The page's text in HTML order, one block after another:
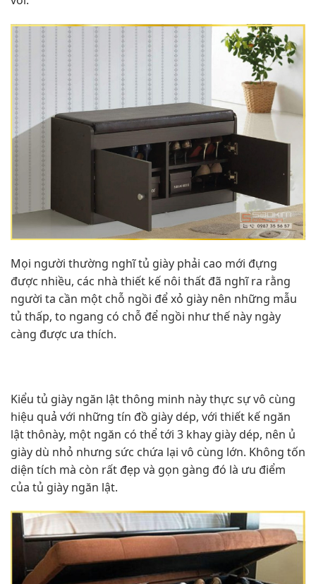
Mọi người thường nghĩ tủ giày phải cao mới đựng
được nhiều, các nhà thiết kế nôi thất đã nghĩ ra rằng
người ta cần một chỗ ngồi để xỏ giày nên những mẫu
tủ thấp, to ngang có chỗ để ngồi như thế này ngày
càng được ưa thích.
Kiểu tủ giày ngăn lật thông minh này thực sự vô cùng
hiệu quả với những tín đồ giày dép, với thiết kế ngăn
lật thônày, một ngăn có thể tới 3 khay giày dép, nên ủ
giày dù nhỏ nhưng sức chứa lại vô cùng lớn. Không tốn
diện tích mà còn rất đẹp và gọn gàng đó là ưu điểm
của tủ giày ngăn lật.